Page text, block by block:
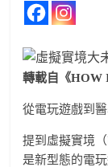
轉載自《HOW
從電玩遊戲到
提到虛擬實境
是新型態的電